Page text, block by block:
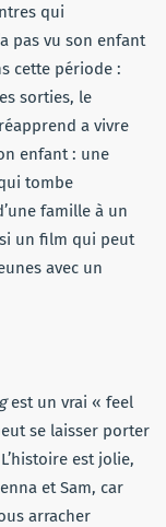
qui
pas vu son enfant
cette période :
sorties, le
a vivre
enfant : une
tombe
famille à un
un film qui peut
avec un
est un vrai « feel
se laisser porter
est jolie,
et Sam, car
arracher